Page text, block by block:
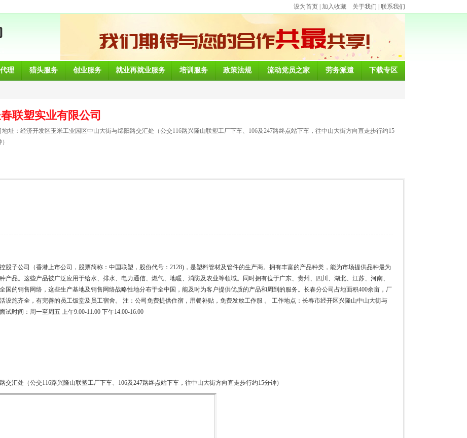
设为首页 加入收藏 关于我们 联系我们
理 猎头服务 创业服务 就业再就业服务 培训服务 政策法规 流动党员之家 劳务派遣 下载专区
联塑实业有限公司
地址：经济开发区玉米工业园区中山大街与绵阳路交汇处（公交116路兴隆山联塑工厂下车、106及247路终点站下车，往中山大街方向直走步行约15
股子公司（香港上市公司，股票简称：中国联塑，股份代号：2128)，是塑料管材及管件的生产商。拥有丰富的产品种类，能为市场提供品种最为
产品。这些产品被广泛应用于给水、排水、电力通信、燃气、地暖、消防及农业等领域。同时拥有位于广东、贵州、四川、湖北、江苏、河南、
国的销售网络，这些生产基地及销售网络战略性地分布于全中国，能及时为客户提供优质的产品和周到的服务。长春分公司占地面积400余亩，厂
设施齐全，有完善的员工饭堂及员工宿舍。 注：公司免费提供住宿，用餐补贴，免费发放工作服 。 工作地点：长春市经开区兴隆山中山大街与
时间：周一至周五 上午9:00-11:00 下午14:00-16:00
汇处（公交116路兴隆山联塑工厂下车、106及247路终点站下车，往中山大街方向直走步行约15分钟）